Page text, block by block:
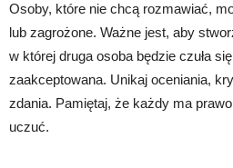
Osoby, które nie chcą rozmawiać,
lub zagrożone. Ważne jest, aby
w której druga osoba będzie czuła
zaakceptowana. Unikaj oceniania,
zdania. Pamiętaj, że każdy ma
uczuć.